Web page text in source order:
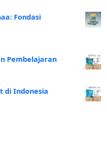
Fondasi
Pembelajaran
di Indonesia